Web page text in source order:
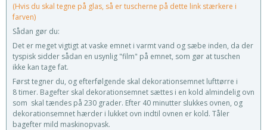
(Hvis du skal tegne på glas, så er tuscherne på dette link stærkere i
farven)
Sådan gør du:
Det er meget vigtigt at vaske emnet i varmt vand og sæbe inden, da der
tyspisk sidder sådan en usynlig "film" på emnet, som gør at tuschen
ikke kan tage fat.
Først tegner du, og efterfølgende skal dekorationsemnet lufttørre i
8 timer. Bagefter skal dekorationsemnet sættes i en kold almindelig ovn
som skal tændes på 230 grader. Efter 40 minutter slukkes ovnen, og
dekorationsemnet hærder i lukket ovn indtil ovnen er kold. Tåler
bagefter mild maskinopvask.